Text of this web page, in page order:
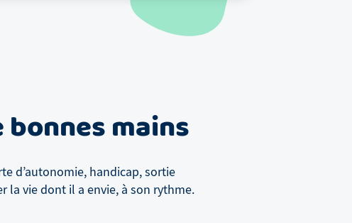
mains
d’autonomie, handicap, sortie
vie dont il a envie, à son rythme.